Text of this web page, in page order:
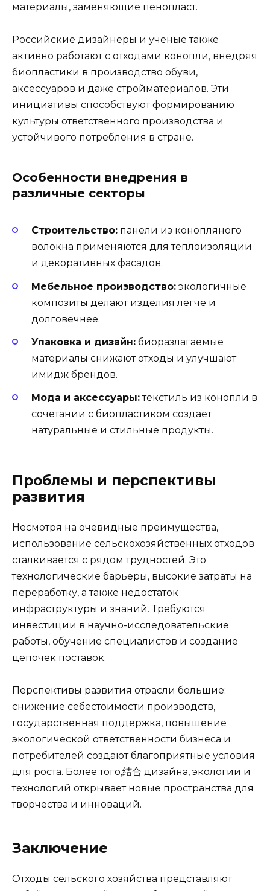
материалы, заменяющие пенопласт.
Российские дизайнеры и ученые также
активно работают с отходами конопли, внедряя
биопластики в производство обуви,
аксессуаров и даже стройматериалов. Эти
инициативы способствуют формированию
культуры ответственного производства и
устойчивого потребления в стране.
Особенности внедрения в
различные секторы
Строительство: панели из конопляного
волокна применяются для теплоизоляции
и декоративных фасадов.
Мебельное производство: экологичные
композиты делают изделия легче и
долговечнее.
Упаковка и дизайн: биоразлагаемые
материалы снижают отходы и улучшают
имидж брендов.
Мода и аксессуары:текстиль из конопли в
сочетании с биопластиком создает
натуральные и стильные продукты.
Проблемы и перспективы
развития
Несмотря на очевидные преимущества,
использование сельскохозяйственных отходов
сталкивается с рядом трудностей. Это
технологические барьеры, высокие затраты на
переработку, а также недостаток
инфраструктуры и знаний. Требуются
инвестиции в научно-исследовательские
работы, обучение специалистов и создание
цепочек поставок.
Перспективы развития отрасли большие:
снижение себестоимости производств,
государственная поддержка, повышение
экологической ответственности бизнеса и
потребителей создают благоприятные условия
для роста. Более того,结合 дизайна, экологии и
технологий открывает новые пространства для
творчества и инноваций.
Заключение
Отходы сельского хозяйства представляют